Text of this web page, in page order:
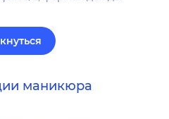
маникюра